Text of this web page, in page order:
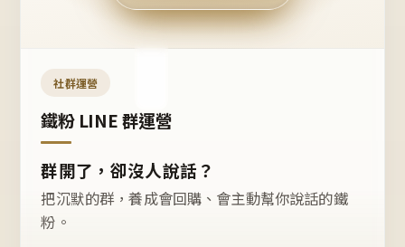
開團
嗎？
社群運營
鐵粉 LINE 群運營
群開了，卻沒人說話？
把沉默的群，養成會回購、會主動幫你說話的鐵
粉。